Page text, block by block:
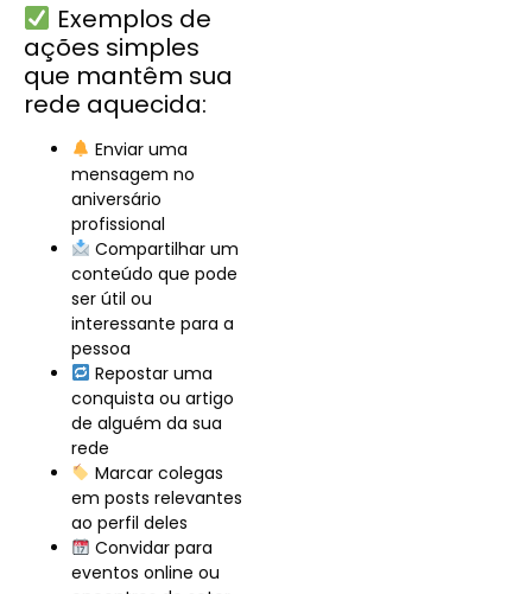
Exemplos de
ações simples
que mantêm sua
rede aquecida:
Enviar uma
mensagem no
aniversário
profissional
Compartilhar um
conteúdo que pode
ser útil ou
interessante para a
pessoa
Repostar uma
conquista ou artigo
de alguém da sua
rede
Marcar colegas
em posts relevantes
ao perfil deles
Convidar para
eventos online ou